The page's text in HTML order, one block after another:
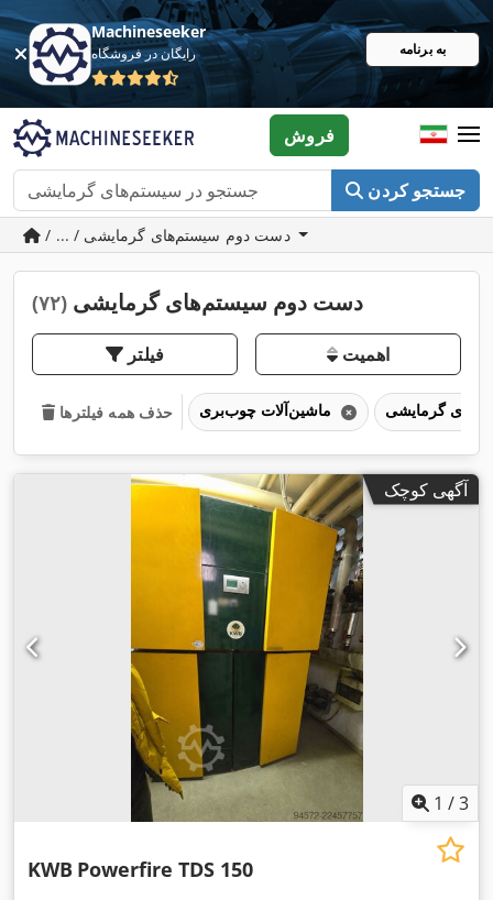
Machineseeker
رایگان در فروشگاه به برنامه
جستجو کردن
فروش
/ ... / دست دوم سیستم‌های گرمایشی
دست دوم سیستم‌های گرمایشی (۷۲)
فیلتر اهمیت
حذف همه فیلترها
آگهی کوچک
1 /3
KWB Powerfire TDS 150